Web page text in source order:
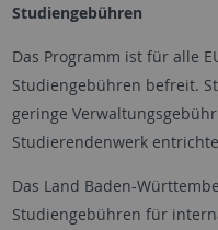
Studiengebühren
Das Programm ist für alle
Studiengebühren befreit.
geringe
Studierendenwerk
Das Land Baden-
Studiengebühren für